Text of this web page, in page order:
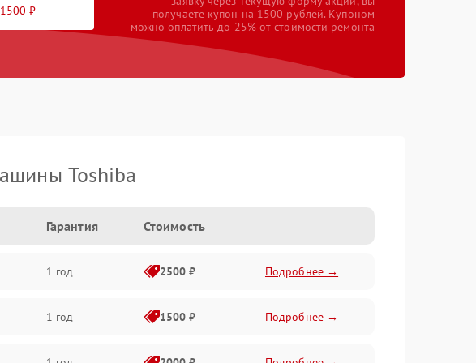
₽
получаете купон на 1500 рублей. Купоном
можно оплатить до 25% от стоимости ремонта
Toshiba
Гарантия Стоимость
1 год 2500 ₽ Подробнее →
1 год 1500 ₽ Подробнее →